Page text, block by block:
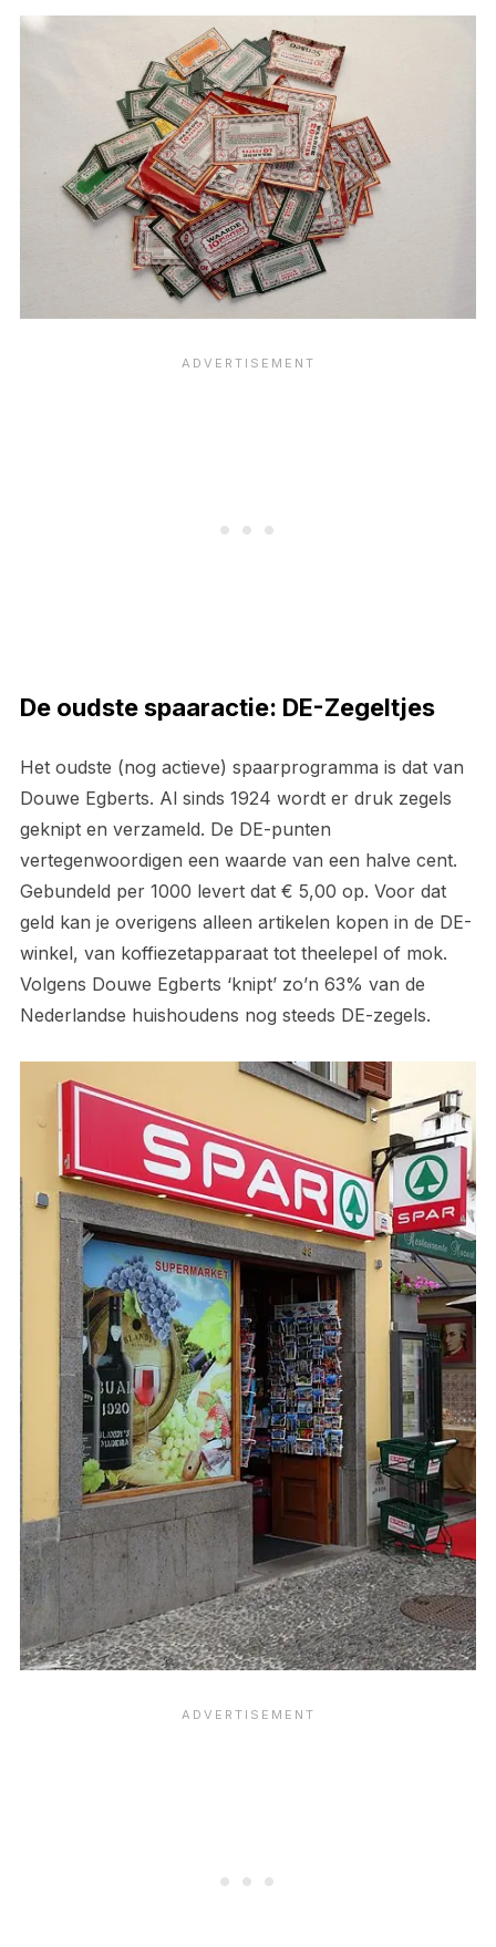
De oudste spaaractie: DE-Zegeltjes
Het oudste (nog actieve) spaarprogramma is dat van
Douwe Egberts. Al sinds 1924 wordt er druk zegels
geknipt en verzameld. De DE-punten
vertegenwoordigen een waarde van een halve cent.
Gebundeld per 1000 levert dat € 5,00 op. Voor dat
geld kan je overigens alleen artikelen kopen in de DE-
winkel, van koffiezetapparaat tot theelepel of mok.
Volgens Douwe Egberts ‘knipt’ zo’n 63% van de
Nederlandse huishoudens nog steeds DE-zegels.